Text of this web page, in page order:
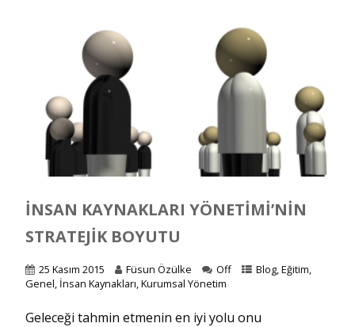
İNSAN KAYNAKLARI YÖNETIMI’NIN
STRATEJIK BOYUTU
25 Kasım 2015 Füsun Özülke Off Blog,Eğitim,
Genel, İnsan Kaynakları,Kurumsal Yönetim
Geleceği tahmin etmenin en iyi yolu onu